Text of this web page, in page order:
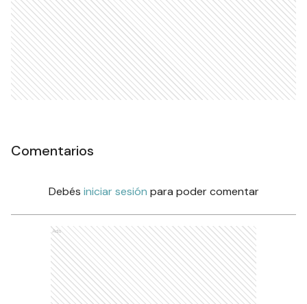
Comentarios
Debés iniciar sesión para poder comentar
Ads